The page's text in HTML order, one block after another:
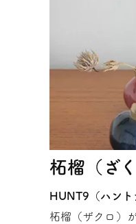
柘榴（ざ
HUNT9（ハント
柘榴（ザクロ）